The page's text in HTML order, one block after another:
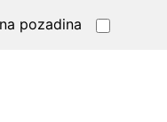
pozadina